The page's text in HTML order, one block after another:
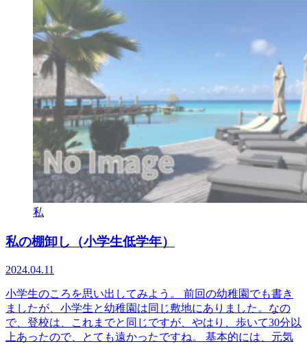
私
私の棚卸し（小学生低学年）
2024.04.11
小学生のころを思い出してみよう。 前回の幼稚園でも書き
ましたが、小学生と幼稚園は同じ敷地にありました。なの
で、登校は、これまでと同じですが、やはり、歩いて30分以
上あったので、とても遠かったですね。 基本的には、元気